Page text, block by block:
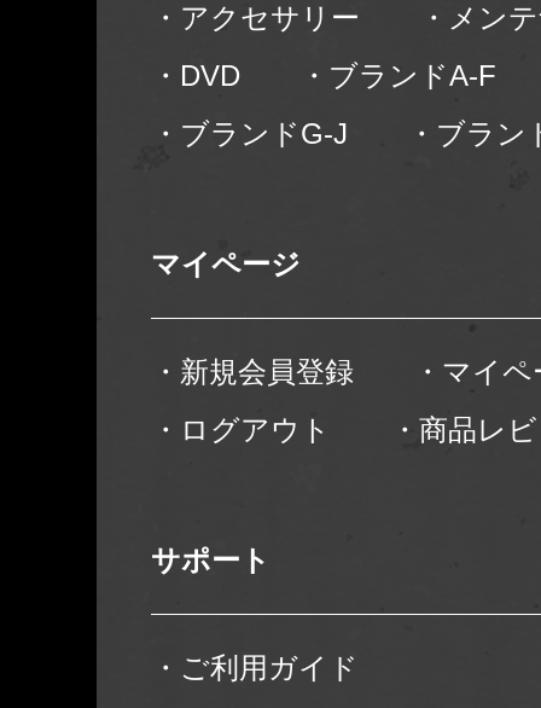
・アクセサリー
・メン
・DVD
・ブランドA-F
・ブランドG-J
・ブラン
マイページ
・新規会員登録
・マイ
・ログアウト
・商品レ
サポート
・ご利用ガイド